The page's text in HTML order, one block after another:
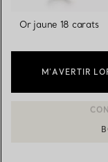
Or jaune 18 carats
M’AVERTIR
CONTACTER